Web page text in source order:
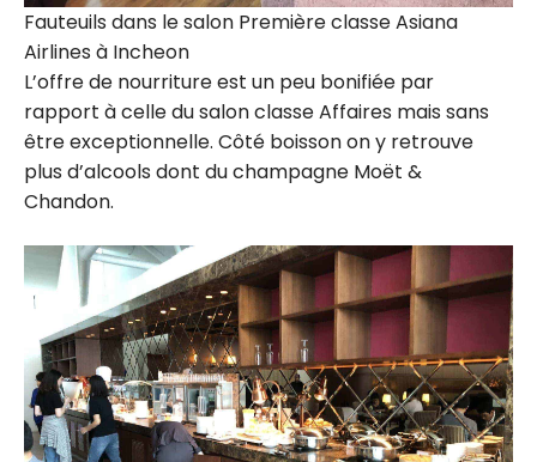
Fauteuils dans le salon Première classe Asiana
Airlines à Incheon
L’offre de nourriture est un peu bonifiée par
rapport à celle du salon classe Affaires mais sans
être exceptionnelle. Côté boisson on y retrouve
plus d’alcools dont du champagne Moët &
Chandon.